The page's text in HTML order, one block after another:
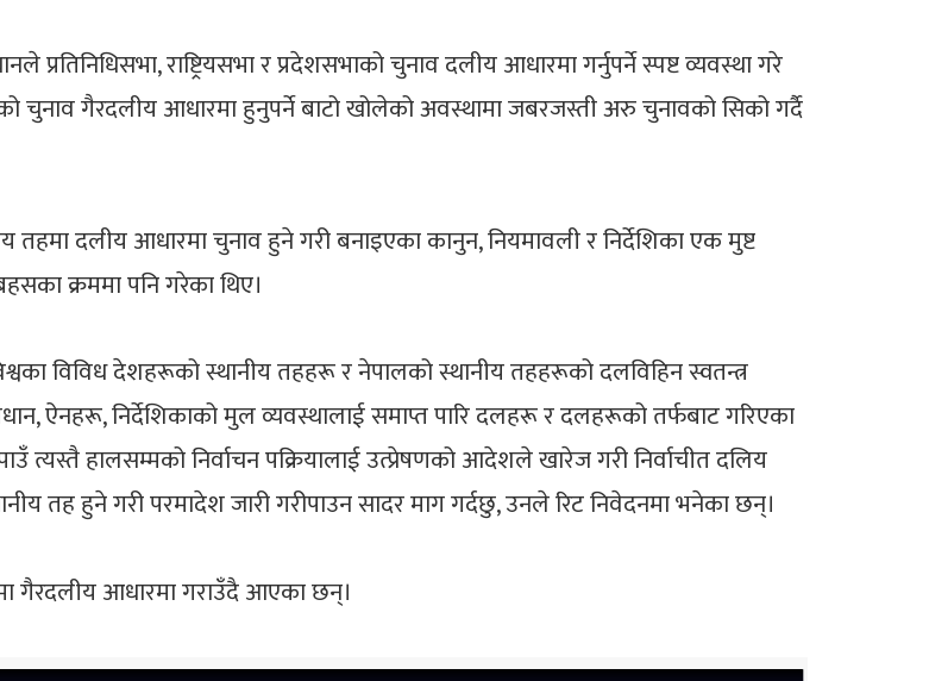
राष्ट्रियसभा र प्रदेशसभाको चुनाव दलीय आधारमा गर्नुपर्ने स्पष्ट व्यवस्था गरे
चुनाव गैरदलीय आधारमा हुनुपर्ने बाटो खोलेको अवस्थामा जबरजस्ती अरु चुनावको सिको गर्दै
तहमा दलीय आधारमा चुनाव हुने गरी बनाइएका कानुन, नियमावली र निर्देशिका एक मुष्ट
क्रममा पनि गरेका थिए।
विविध देशहरूको स्थानीय तहहरू र नेपालको स्थानीय तहहरूको दलविहिन स्वतन्त्र
ऐनहरू, निर्देशिकाको मुल व्यवस्थालाई समाप्त पारि दलहरू र दलहरूको तर्फबाट गरिएका
त्यस्तै हालसम्मको निर्वाचन पक्रियालाई उत्प्रेषणको आदेशले खारेज गरी निर्वाचीत दलिय
तह हुने गरी परमादेश जारी गरीपाउन सादर माग गर्दछु, उनले रिट निवेदनमा भनेका छन्।
गैरदलीय आधारमा गराउँदै आएका छन्।